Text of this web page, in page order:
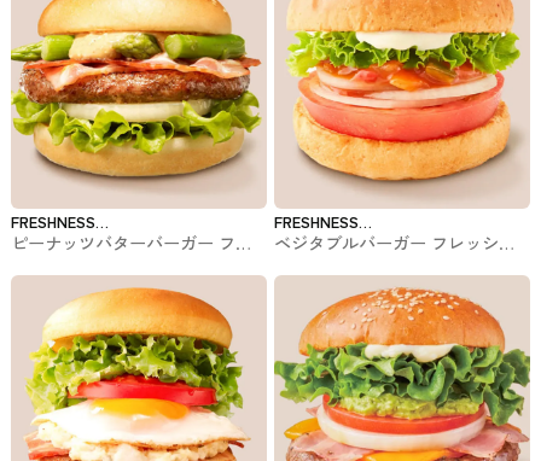
FRESHNESS
BURGER
ピーナッツバターバーガー フレ
FRESHNESS
BURGER
ベジタブルバーガー フレッシュ